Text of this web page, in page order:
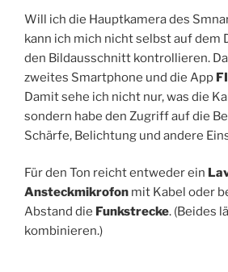
Will ich die Hauptkamera des
kann ich mich nicht selbst auf dem
den Bildausschnitt kontrollieren.
zweites Smartphone und die App
Damit sehe ich nicht nur, was die
sondern habe den Zugriff auf die
Schärfe, Belichtung und andere
Für den Ton reicht entweder ein
Ansteckmikrofon mit Kabel oder
Abstand die Funkstrecke. (Beides
kombinieren.)